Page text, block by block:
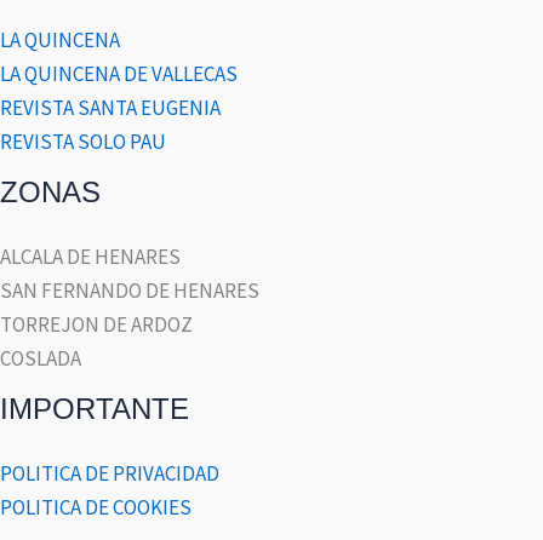
LA QUINCENA
LA QUINCENA DE VALLECAS
REVISTA SANTA EUGENIA
REVISTA SOLO PAU
ZONAS
ALCALA DE HENARES
SAN FERNANDO DE HENARES
TORREJON DE ARDOZ
COSLADA
IMPORTANTE
POLITICA DE PRIVACIDAD
POLITICA DE COOKIES